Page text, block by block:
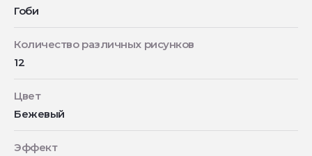
Гоби
Количество различных рисунков
12
Цвет
Бежевый
Эффект